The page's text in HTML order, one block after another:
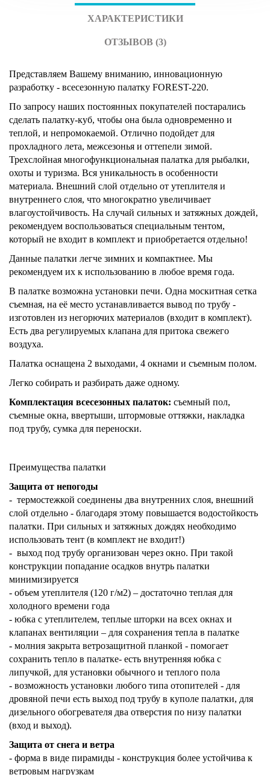
ХАРАКТЕРИСТИКИ
ОТЗЫВОВ (3)
Представляем Вашему вниманию, инновационную
разработку - всесезонную палатку FOREST-220.
По запросу наших постоянных покупателей постарались
сделать палатку-куб, чтобы она была одновременно и
теплой, и непромокаемой. Отлично подойдет для
прохладного лета, межсезонья и оттепели зимой.
Трехслойная многофункциональная палатка для рыбалки,
охоты и туризма. Вся уникальность в особенности
материала. Внешний слой отдельно от утеплителя и
внутреннего слоя, что многократно увеличивает
влагоустойчивость. На случай сильных и затяжных дождей,
рекомендуем воспользоваться специальным тентом,
который не входит в комплект и приобретается отдельно!
Данные палатки легче зимних и компактнее. Мы
рекомендуем их к использованию в любое время года.
В палатке возможна установки печи. Одна москитная сетка
съемная, на её место устанавливается вывод по трубу -
изготовлен из негорючих материалов (входит в комплект).
Есть два регулируемых клапана для притока свежего
воздуха.
Палатка оснащена 2 выходами, 4 окнами и съемным полом.
Легко собирать и разбирать даже одному.
Комплектация всесезонных палаток: съемный пол,
съемные окна, ввертыши, штормовые оттяжки, накладка
под трубу, сумка для переноски.
Преимущества палатки
Защита от непогоды
- термостежкой соединены два внутренних слоя, внешний
слой отдельно - благодаря этому повышается водостойкость
палатки. При сильных и затяжных дождях необходимо
использовать тент (в комплект не входит!)
- выход под трубу организован через окно. При такой
конструкции попадание осадков внутрь палатки
минимизируется
- объем утеплителя (120 г/м2) – достаточно теплая для
холодного времени года
- юбка с утеплителем, теплые шторки на всех окнах и
клапанах вентиляции – для сохранения тепла в палатке
- молния закрыта ветрозащитной планкой - помогает
сохранить тепло в палатке- есть внутренняя юбка с
липучкой, для установки обычного и теплого пола
- возможность установки любого типа отопителей - для
дровяной печи есть выход под трубу в куполе палатки, для
дизельного обогревателя два отверстия по низу палатки
(вход и выход).
Защита от снега и ветра
- форма в виде пирамиды - конструкция более устойчива к
ветровым нагрузкам